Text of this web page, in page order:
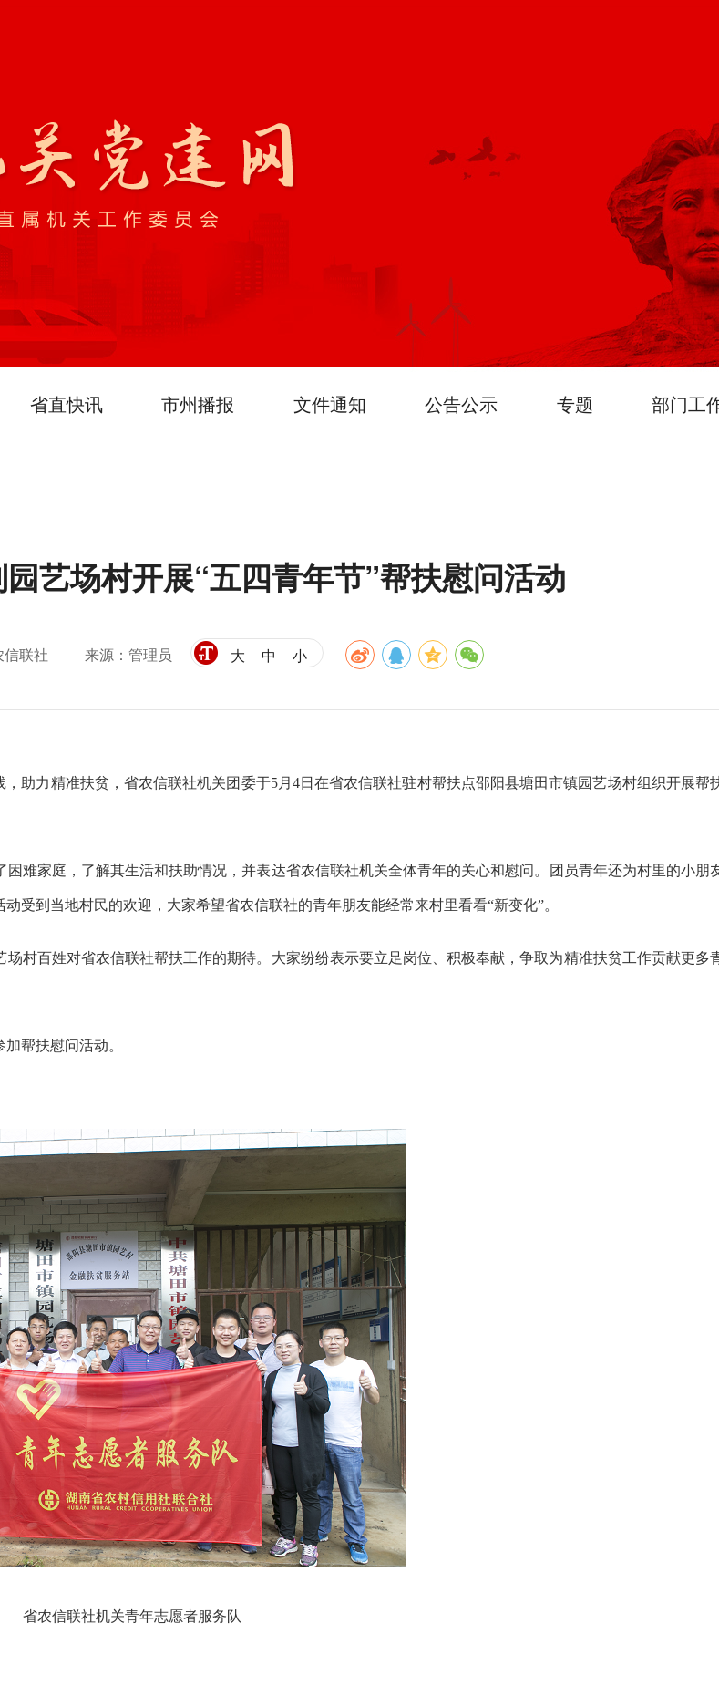
省直快讯 市州播报 文件通知 公告公示 专题 部门工
艺场村开展“五四青年节”帮扶慰问活动
联社 来源：管理员 大 中 小
，助力精准扶贫，省农信联社机关团委于5月 4日在省农信联社驻村帮扶点邵阳县塘田市镇园艺场村组织开展帮
困难家庭，了解其生活和扶助情况，并表达省农信联社机关全体青年的关心和慰问。团员青年还为村里的小朋
受到当地村民的欢迎，大家希望省农信联社的青年朋友能经常来村里看看“新变化”。
场村百姓对省农信联社帮扶工作的期待。大家纷纷表示要立足岗位、积极奉献，争取为精准扶贫工作贡献更多
帮扶慰问活动。
省农信联社机关青年志愿者服务队